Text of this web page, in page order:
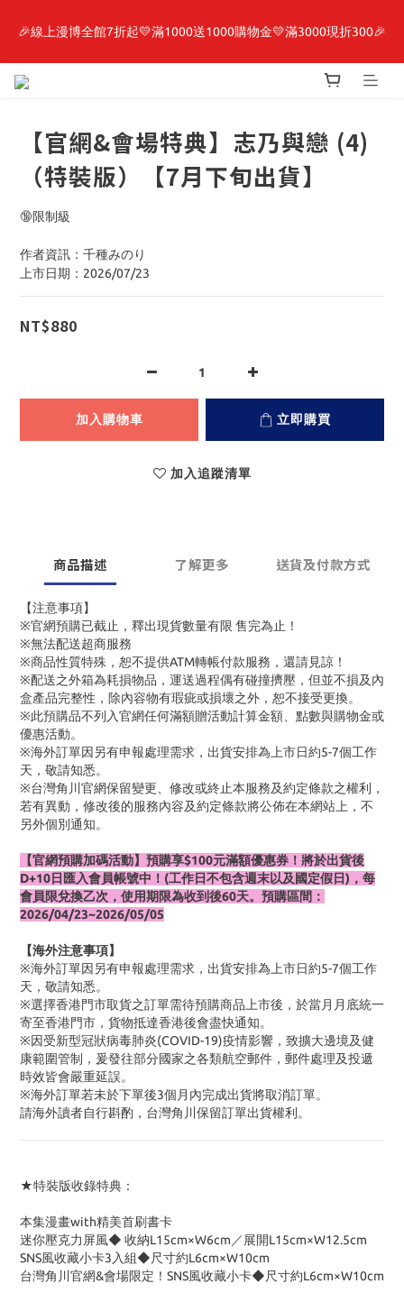
最新開賣🔥「全知讀者視角」 周邊商品
🎉線上漫博全館7折起💛滿1000送1000購物金💛滿3000現折300🎉
【抽籤堂】 影之強者、你又被殺了呢，偵探大人、約會大作戰、
最新開賣🔥「全知讀者視角」 周邊商品
【官網&會場特典】志乃與戀 (4)
（特裝版）【7月下旬出貨】
🔞限制級
作者資訊：千種みのり
上市日期：2026/07/23
NT$880
加入購物車 立即購買
加入追蹤清單
商品描述 了解更多 送貨及付款方式
【注意事項】
※官網預購已截止，釋出現貨數量有限 售完為止！
※無法配送超商服務
※商品性質特殊，恕不提供ATM轉帳付款服務，還請見諒！
※配送之外箱為耗損物品，運送過程偶有碰撞擠壓，但並不損及內
盒產品完整性，除內容物有瑕疵或損壞之外，恕不接受更換。
※此預購品不列入官網任何滿額贈活動計算金額、點數與購物金或
優惠活動。
※海外訂單因另有申報處理需求，出貨安排為上市日約5-7個工作
天，敬請知悉。
※台灣角川官網保留變更、修改或終止本服務及約定條款之權利，
若有異動，修改後的服務內容及約定條款將公佈在本網站上，不
另外個別通知。
【官網預購加碼活動】預購享$100元滿額優惠券！將於出貨後
D+10日匯入會員帳號中！(工作日不包含週末以及國定假日)，每
會員限兌換乙次，使用期限為收到後60天。預購區間：
2026/04/23~2026/05/05
【海外注意事項】
※海外訂單因另有申報處理需求，出貨安排為上市日約5-7個工作
天，敬請知悉。
※選擇香港門市取貨之訂單需待預購商品上市後，於當月月底統一
寄至香港門市，貨物抵達香港後會盡快通知。
※因受新型冠狀病毒肺炎(COVID-19)疫情影響，致擴大邊境及健
康範圍管制，爰發往部分國家之各類航空郵件，郵件處理及投遞
時效皆會嚴重延誤。
※海外訂單若未於下單後3個月內完成出貨將取消訂單。
請海外讀者自行斟酌，台灣角川保留訂單出貨權利。
★特裝版收錄特典：
本集漫畫with精美首刷書卡
迷你壓克力屏風◆ 收納L15cm×W6cm／展開L15cm×W12.5cm
SNS風收藏小卡3入組◆尺寸約L6cm×W10cm
台灣角川官網&會場限定！SNS風收藏小卡◆尺寸約L6cm×W10cm